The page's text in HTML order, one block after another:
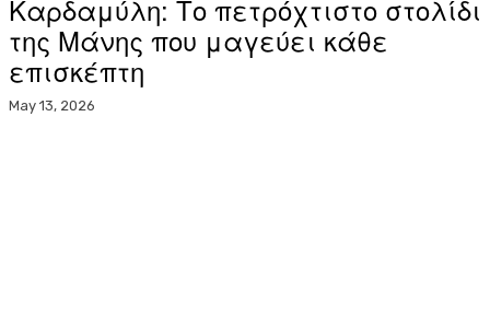
Καρδαμύλη: Το πετρόχτιστο στολίδι
της Μάνης που μαγεύει κάθε
επισκέπτη
May 13, 2026